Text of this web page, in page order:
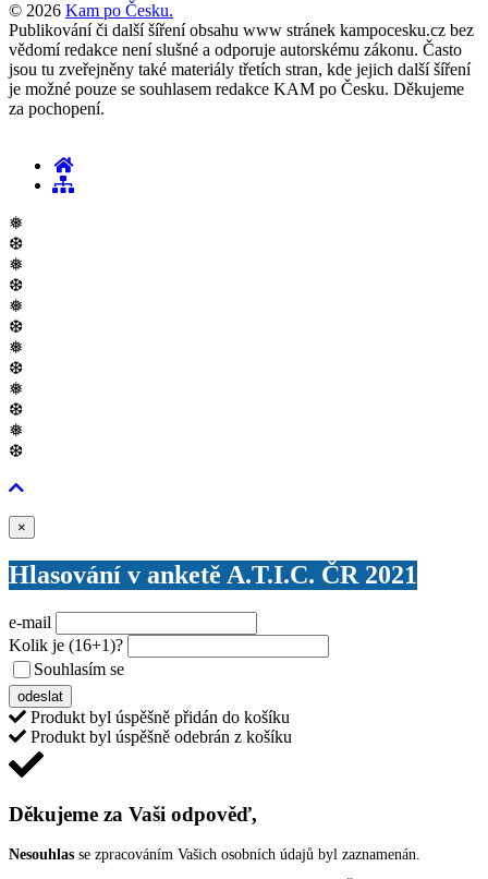
© 2026 Kam po Česku.
Publikování či další šíření obsahu www stránek kampocesku.cz bez
vědomí redakce není slušné a odporuje autorskému zákonu. Často
jsou tu zveřejněny také materiály třetích stran, kde jejich další šíření
je možné pouze se souhlasem redakce KAM po Česku. Děkujeme
za pochopení.
❅
❆
❅
❆
❅
❆
❅
❆
❅
❆
❅
❆
×
Hlasování v anketě A.T.I.C. ČR 2021
e-mail
Kolik je (16+1)?
Souhlasím se
odeslat
Produkt byl úspěšně přidán do košíku
Produkt byl úspěšně odebrán z košíku
Děkujeme za Vaši odpověď,
Nesouhlas se zpracováním Vašich osobních údajů byl zaznamenán.